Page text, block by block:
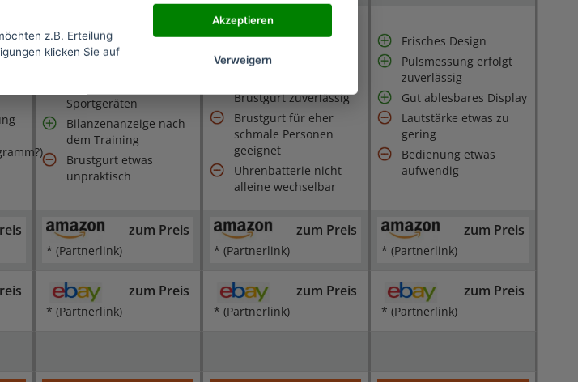
Sehr einfache
Bedienung
Sportgeräten
Bilanzenanzeige nach
dem Training
Brustgurt etwas
unpraktisch
Persönliche Werte
einstellbar
Einfache Bedienung
Brustgurt zuverlässig
Brustgurt für eher
schmale Personen
geeignet
Uhrenbatterie nicht
alleine wechselbar
Frisches Design
Pulsmessung erfolgt
zuverlässig
Gut ablesbares Display
Lautstärke etwas zu
gering
Bedienung etwas
aufwendig
zum Preis
* (Partnerlink)
zum Preis
* (Partnerlink)
zum Preis
* (Partnerlink)
zum Preis
* (Partnerlink)
zum Preis
* (Partnerlink)
zum Preis
* (Partnerlink)
z.B. Erteilung
klicken Sie auf
Akzeptieren
Verweigern